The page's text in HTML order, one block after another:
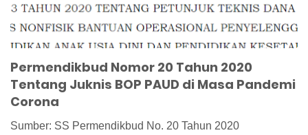
Permendikbud Nomor 20 Tahun 2020
Tentang Juknis BOP PAUD di Masa Pandemi
Corona
Sumber: SS Permendikbud No. 20 Tahun 2020